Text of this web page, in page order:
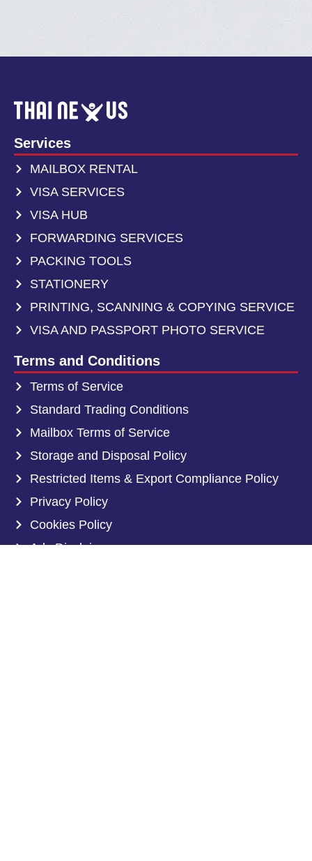
Services
MAILBOX RENTAL
VISA SERVICES
VISA HUB
FORWARDING SERVICES
PACKING TOOLS
STATIONERY
PRINTING, SCANNING & COPYING SERVICE
VISA AND PASSPORT PHOTO SERVICE
Terms and Conditions
Terms of Service
Standard Trading Conditions
Mailbox Terms of Service
Storage and Disposal Policy
Restricted Items & Export Compliance Policy
Privacy Policy
Cookies Policy
Ads Disclaimer